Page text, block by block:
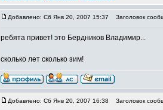
Добавлено: Сб Янв 20, 2007 15:37 Заголовок
ребята привет! это Бердников Владимир...
сколько лет сколько зим!
Добавлено: Сб Янв 20, 2007 16:38 Заголовок